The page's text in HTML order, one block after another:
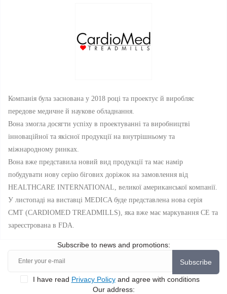
Компанія була заснована у 2018 році та проектує й виробляє
передове медичне й наукове обладнання.
Вона змогла досягти успіху в проектуванні та виробництві
інноваційної та якісної продукції на внутрішньому та
міжнародному ринках.
Вона вже представила новий вид продукції та має намір
побудувати нову серію бігових доріжок на замовлення від
HEALTHCARE INTERNATIONAL, великої американської компанії.
У листопаді на виставці MEDICA буде представлена ​​нова серія
CMT (CARDIOMED TREADMILLS), яка вже має маркування CE та
зареєстрована в FDA.
Subscribe to news and promotions:
Subscribe
I have read Privacy Policyand agree with conditions
Our address: